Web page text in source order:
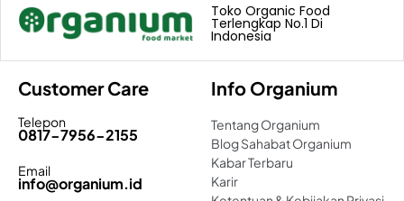
Toko Organic Food
Terlengkap No.1 Di
Indonesia
Customer Care
Telepon
0817-7956-2155
Email
info@organium.id
Info Organium
Tentang Organium
Blog Sahabat Organium
Kabar Terbaru
Karir